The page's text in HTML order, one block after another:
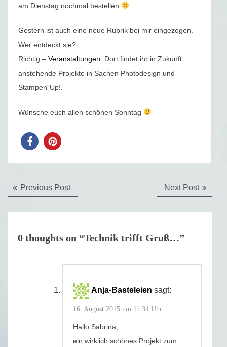
am Dienstag nochmal bestellen
Gestern ist auch eine neue Rubrik bei mir eingezogen.
Wer entdeckt sie?
Richtig – Veranstaltungen . Dort findet ihr in Zukunft
anstehende Projekte in Sachen Photodesign und
Stampen´Up!.
Wünsche euch allen schönen Sonntag
Beitragsnavigation
Previous PostPrevious
post:
Next PostNext
post:
0 thoughts on “Technik trifft Gruß…”
Anja-Basteleien sagt:
16. August 2015 um 11:34 Uhr
Hallo Sabrina,
ein wirklich schönes Projekt zum